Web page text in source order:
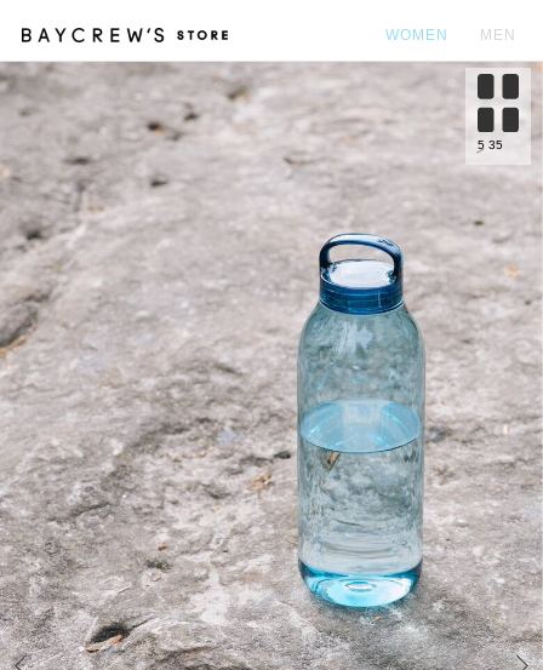
WOMEN MEN
Prev
5 35